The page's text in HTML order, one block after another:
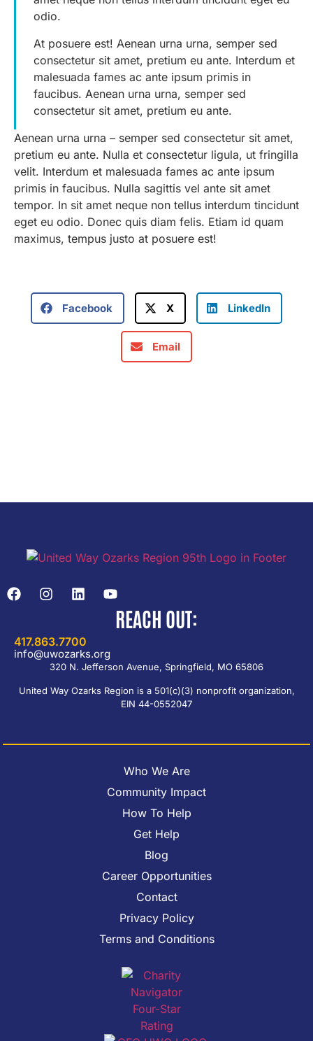
odio.
At posuere est! Aenean urna urna, semper sed
consectetur sit amet, pretium eu ante. Interdum et
malesuada fames ac ante ipsum primis in
faucibus. Aenean urna urna, semper sed
consectetur sit amet, pretium eu ante.
Aenean urna urna – semper sed consectetur sit amet,
pretium eu ante. Nulla et consectetur ligula, ut fringilla
velit. Interdum et malesuada fames ac ante ipsum
primis in faucibus. Nulla sagittis vel ante sit amet
tempor. In sit amet neque non tellus interdum tincidunt
eget eu odio. Donec quis diam felis. Etiam id quam
maximus, tempus justo at posuere est!
Facebook X LinkedIn
Email
REACH OUT:
417.863.7700
info@uwozarks.org
320 N. Jefferson Avenue, Springfield, MO 65806
United Way Ozarks Region is a 501(c)(3) nonprofit organization,
EIN 44-0552047
Who We Are
Community Impact
How To Help
Get Help
Blog
Career Opportunities
Contact
Privacy Policy
Terms and Conditions